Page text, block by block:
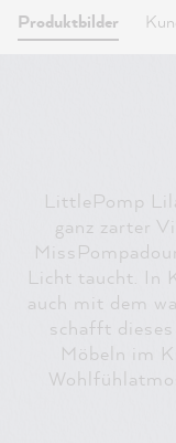
Produktbilder
LittlePomp
ganz zarter
Licht taucht. In
auch mit dem
schafft
Möbeln im